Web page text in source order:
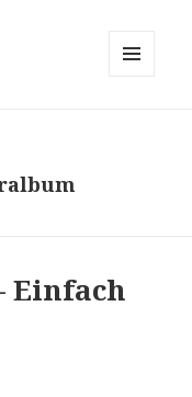
Einfach